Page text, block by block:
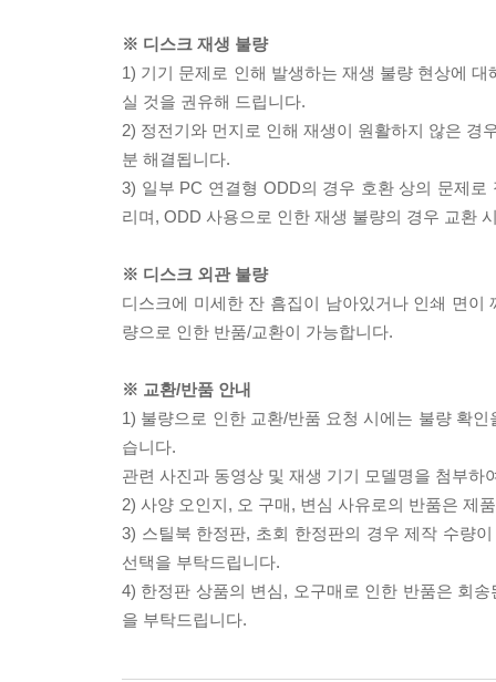
※ 디스크 재생 불량
1) 기기 문제로 인해 발생하는 재생 불량 현상에
실 것을 권유해 드립니다.
2) 정전기와 먼지로 인해 재생이 원활하지 않은 경
분 해결됩니다.
3) 일부 PC 연결형 ODD의 경우 호환 상의 문제
리며, ODD 사용으로 인한 재생 불량의 경우 교환
※ 디스크 외관 불량
디스크에 미세한 잔 흠집이 남아있거나 인쇄 면
량으로 인한 반품/교환이 가능합니다.
※ 교환/반품 안내
1) 불량으로 인한 교환/반품 요청 시에는 불량 확
습니다.
관련 사진과 동영상 및 재생 기기 모델명을 첨부하
2) 사양 오인지, 오 구매, 변심 사유로의 반품은 제
3) 스틸북 한정판, 초회 한정판의 경우 제작 수량
선택을 부탁드립니다.
4) 한정판 상품의 변심, 오구매로 인한 반품은 회
을 부탁드립니다.